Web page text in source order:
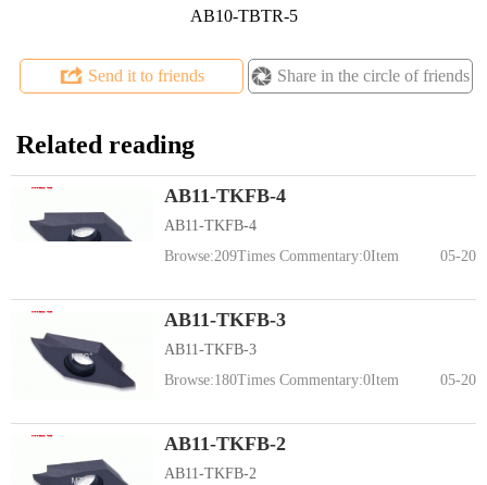
AB10-TBTR-5
Send it to friends Share in the circle of friends
Related reading
AB11-TKFB-4
AB11-TKFB-4
Browse:209Times Commentary:0Item 05-20
AB11-TKFB-3
AB11-TKFB-3
Browse:180Times Commentary:0Item 05-20
AB11-TKFB-2
AB11-TKFB-2